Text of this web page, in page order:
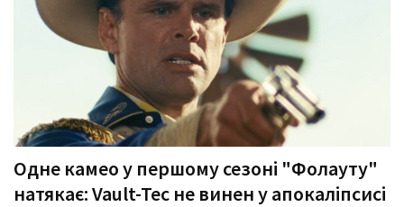
Одне камео у першому сезоні "Фолауту"
натякає: Vault-Tec не винен у апокаліпсисі